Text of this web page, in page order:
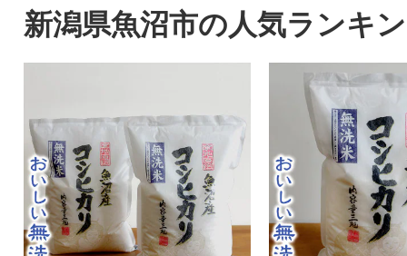
新潟県魚沼市の人気ランキ